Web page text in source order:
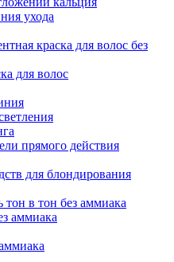
ухода
краска для волос без
для волос
прямого действия
для блондирования
в тон без аммиака
аммиака